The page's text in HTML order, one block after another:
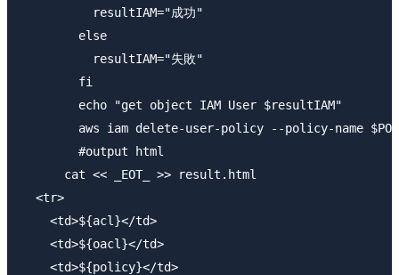
          resultIAM="成功"
        else
          resultIAM="失敗"
        fi
        echo "get object IAM User $resultIAM"
aws iam delete-user-policy --policy-name
        #output html
      cat << _EOT_ >> result.html
  <tr>
    <td>${acl}</td>
    <td>${oacl}</td>
    <td>${policy}</td>